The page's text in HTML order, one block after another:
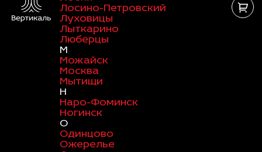
Лосино-Петровский
Луховицы
Лыткарино
Люберцы
М
Можайск
Москва
Мытищи
Н
Наро-Фоминск
Ногинск
О
Одинцово
Ожерелье